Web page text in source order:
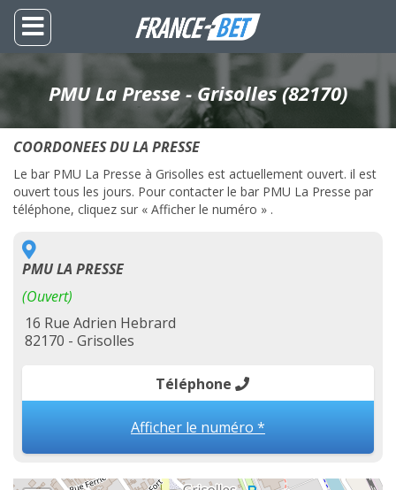
PMU La Presse - Grisolles (82170)
COORDONEES DU LA PRESSE
Le bar PMU La Presse à Grisolles est actuellement ouvert. il est
ouvert tous les jours. Pour contacter le bar PMU La Presse par
téléphone, cliquez sur « Afficher le numéro » .
PMU LA PRESSE
(Ouvert)
16 Rue Adrien Hebrard
82170 - Grisolles
Téléphone
Afficher le numéro *